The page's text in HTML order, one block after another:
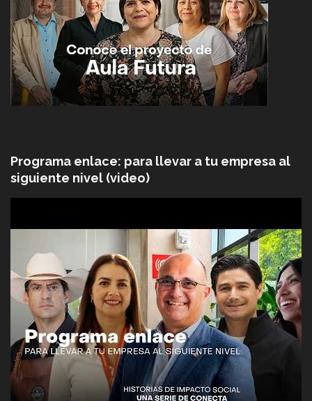
Programa enlace: para llevar a tu empresa al
siguiente nivel (video)